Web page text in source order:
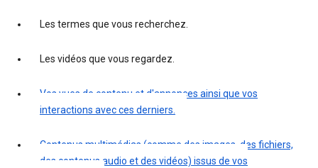
Les termes que vous recherchez.
Les vidéos que vous regardez.
Vos vues de contenu et d'annonces ainsi que vos
interactions avec ces derniers.
Contenus multimédias (comme des images, des fichiers,
des contenus audio et des vidéos) issus de vos